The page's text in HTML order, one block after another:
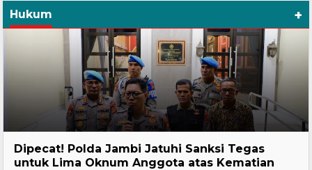
Hukum +
Dipecat! Polda Jambi Jatuhi Sanksi Tegas
untuk Lima Oknum Anggota atas Kematian